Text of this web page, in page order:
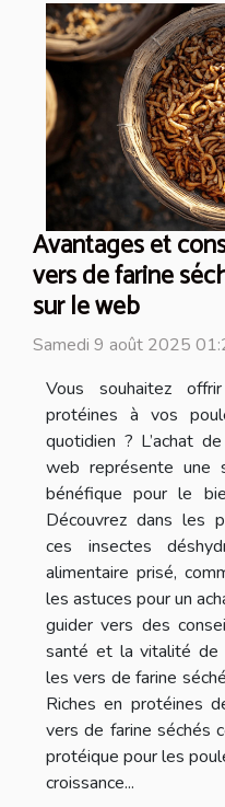
Avantages et
vers de farine
sur le web
Samedi 9 août 2025
Vous souhaitez
protéines à vos
quotidien ? L’achat
web représente une
bénéfique pour le
Découvrez dans les
ces insectes
alimentaire prisé,
les astuces pour un
guider vers des
santé et la vitalité de
les vers de farine
Riches en protéines
vers de farine séchés
protéique pour les
croissance...